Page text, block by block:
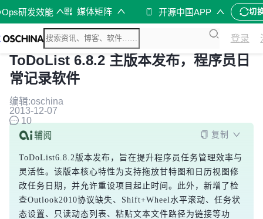
研发效能 媒体矩阵 开源中国APP 切
登录
ToDoList 6.8.2 主版本发布，程序员日
常记录软件
编辑:oschina
2013-12-07
10
复制
ToDoList6.8.2版本发布，旨在提升程序员任务管理效率与
灵活性。该版本核心特性为支持拖放甘特图和日历视图修
改任务日期，并允许重设项目起止时间。此外，新增了检
查Outlook2010协议缺失、Shift+Wheel水平滚动、任务状
态设置、只读动态列表、粘贴文本文件路径为链接等功